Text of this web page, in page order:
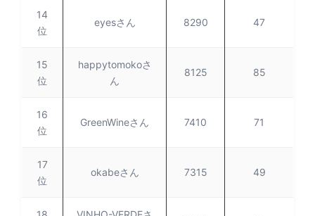
14
位
eyesさん 8290 47
15
位
happytomokoさ
ん
8125 85
16
位
GreenWineさん 7410 71
17
位
okabeさん 7315 49